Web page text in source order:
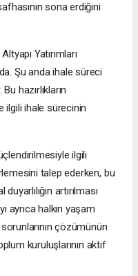
sona erdiğini
Yatırımları
Şu anda ihale süreci
hazırlıkların
ilgili ihale sürecinin
ilgili
talep ederken, bu
artırılması
ayrıca halkın yaşam
çözümünün
kuruluşlarının aktif